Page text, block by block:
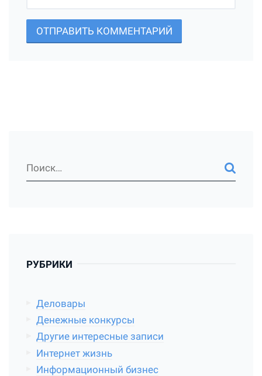
ОТПРАВИТЬ КОММЕНТАРИЙ
РУБРИКИ
Деловары
Денежные конкурсы
Другие интересные записи
Интернет жизнь
Информационный бизнес